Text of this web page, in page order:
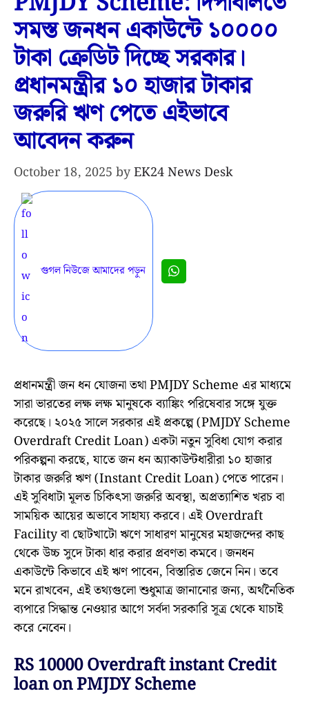
সমস্ত জনধন একাউন্টে ১০০০০
টাকা ক্রেডিট দিচ্ছে সরকার।
প্রধানমন্ত্রীর ১০ হাজার টাকার
জরুরি ঋণ পেতে এইভাবে
আবেদন করুন
October 18, 2025 byEK24 News Desk
গুগল নিউজে আমাদের পড়ুন
প্রধানমন্ত্রী জন ধন যোজনা তথা PMJDY Scheme এর মাধ্যমে
সারা ভারতের লক্ষ লক্ষ মানুষকে ব্যাঙ্কিং পরিষেবার সঙ্গে যুক্ত
করেছে। ২০২৫ সালে সরকার এই প্রকল্পে (PMJDY Scheme
Overdraft Credit Loan) একটা নতুন সুবিধা যোগ করার
পরিকল্পনা করছে, যাতে জন ধন অ্যাকাউন্টধারীরা ১০ হাজার
টাকার জরুরি ঋণ (Instant Credit Loan) পেতে পারেন।
এই সুবিধাটা মূলত চিকিৎসা জরুরি অবস্থা, অপ্রত্যাশিত খরচ বা
সাময়িক আয়ের অভাবে সাহায্য করবে। এই Overdraft
Facility বা ছোটখাটো ঋণে সাধারণ মানুষের মহাজন্দের কাছ
থেকে উচ্চ সুদে টাকা ধার করার প্রবণতা কমবে। জনধন
একাউন্টে কিভাবে এই ঋণ পাবেন, বিস্তারিত জেনে নিন। তবে
মনে রাখবেন, এই তথ্যগুলো শুধুমাত্র জানানোর জন্য, অর্থনৈতিক
ব্যপারে সিদ্ধান্ত নেওয়ার আগে সর্বদা সরকারি সূত্র থেকে যাচাই
করে নেবেন।
RS 10000 Overdraft instant Credit
loan on PMJDY Scheme